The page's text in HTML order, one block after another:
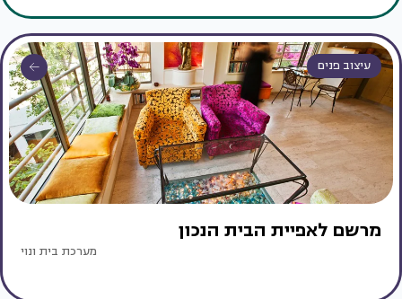
עיצוב פנים
מרשם לאפיית הבית הנכון
מערכת בית ונוי